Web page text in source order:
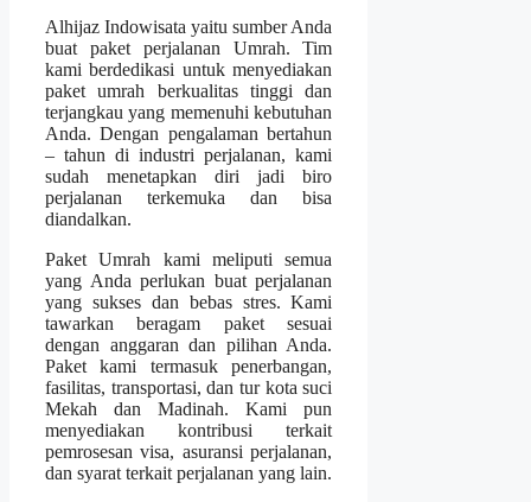
Alhijaz Indowisata yaitu sumber Anda
buat paket perjalanan Umrah. Tim
kami berdedikasi untuk menyediakan
paket umrah berkualitas tinggi dan
terjangkau yang memenuhi kebutuhan
Anda. Dengan pengalaman bertahun
– tahun di industri perjalanan, kami
sudah menetapkan diri jadi biro
perjalanan terkemuka dan bisa
diandalkan.
Paket Umrah kami meliputi semua
yang Anda perlukan buat perjalanan
yang sukses dan bebas stres. Kami
tawarkan beragam paket sesuai
dengan anggaran dan pilihan Anda.
Paket kami termasuk penerbangan,
fasilitas, transportasi, dan tur kota suci
Mekah dan Madinah. Kami pun
menyediakan kontribusi terkait
pemrosesan visa, asuransi perjalanan,
dan syarat terkait perjalanan yang lain.